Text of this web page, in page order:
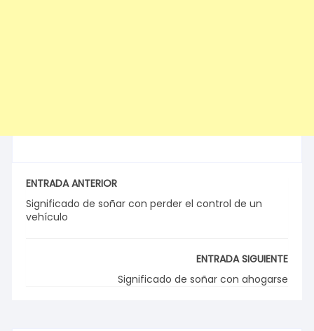
ENTRADA ANTERIOR
Significado de soñar con perder el control de un
vehículo
ENTRADA SIGUIENTE
Significado de soñar con ahogarse